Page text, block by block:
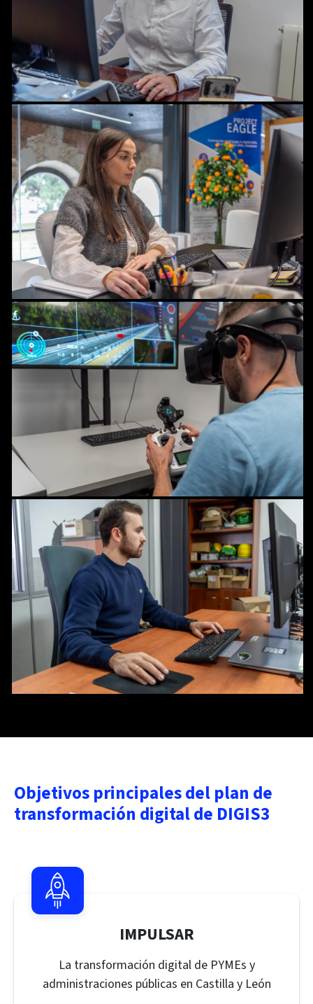
Objetivos principales del plan de
transformación digital de DIGIS3
IMPULSAR
La transformación digital de PYMEs y
administraciones públicas en Castilla y León